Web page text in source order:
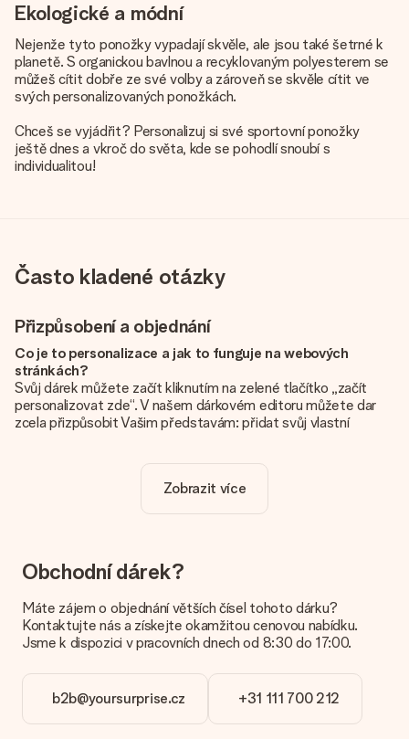
Ekologické a módní
Nejenže tyto ponožky vypadají skvěle, ale jsou také šetrné k
planetě. S organickou bavlnou a recyklovaným polyesterem se
můžeš cítit dobře ze své volby a zároveň se skvěle cítit ve
svých personalizovaných ponožkách.
Chceš se vyjádřit? Personalizuj si své sportovní ponožky
ještě dnes a vkroč do světa, kde se pohodlí snoubí s
individualitou!
Často kladené otázky
Přizpůsobení a objednání
Co je to personalizace a jak to funguje na webových
stránkách?
Svůj dárek můžete začít kliknutím na zelené tlačítko „začít
personalizovat zde“. V našem dárkovém editoru můžete dar
zcela přizpůsobit Vašim představám: přidat svůj vlastní
Je personalizace zahrnuta v ceně?
Jak zjistím, zda má moje fotografie správnou kvalitu?
spokojeni. Proto je důležité používat vysoce kvalitní
fotografie. Pokud si nejste jisti kvalitou snímku, kontaktujte
náš zákaznický servis a přiložte fotografii spolu s dárkem,
za vás!
Jaké formáty mohu nahrát?
Zobrazit více
Obchodní dárek?
Máte zájem o objednání větších čísel tohoto dárku?
Kontaktujte nás a získejte okamžitou cenovou nabídku.
Jsme k dispozici v pracovních dnech od 8:30 do 17:00.
b2b@yoursurprise.cz +31 111 700 212